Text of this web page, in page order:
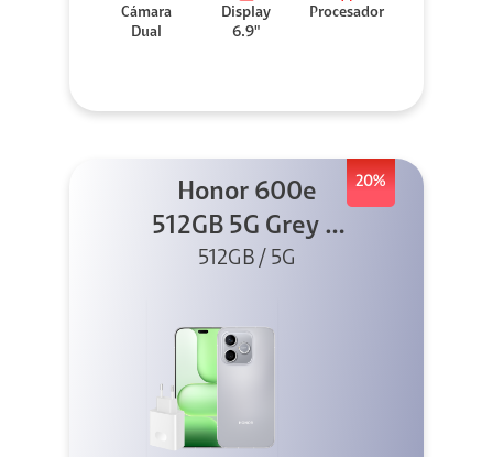
Cámara
Dual
Display
6.9"
Procesador
20%
Honor 600e
512GB 5G Grey +
45W
512GB / 5G